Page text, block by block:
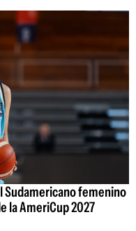
Sudamericano femenino
la AmeriCup 2027